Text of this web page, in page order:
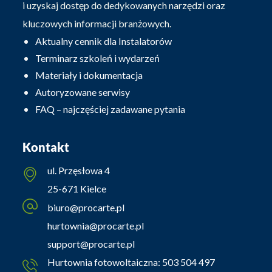
i uzyskaj dostęp do dedykowanych narzędzi oraz
kluczowych informacji branżowych.
Aktualny cennik dla Instalatorów
Terminarz szkoleń i wydarzeń
Materiały i dokumentacja
Autoryzowane serwisy
FAQ – najczęściej zadawane pytania
Kontakt
ul. Przęsłowa 4
25-671 Kielce
biuro@procarte.pl
hurtownia@procarte.pl
support@procarte.pl
Hurtownia fotowoltaiczna: 503 504 497